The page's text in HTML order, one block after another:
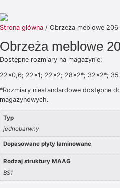
Strona główna / Obrzeża meblowe 206
Obrzeża meblowe
Dostępne rozmiary na magazynie:
22×0,6; 22×1; 22×2; 28×2*; 32×2*;
*Rozmiary niestandardowe dostępne
magazynowych.
Typ
jednobarwny
Dopasowane płyty laminowane
Rodzaj struktury MAAG
BS1